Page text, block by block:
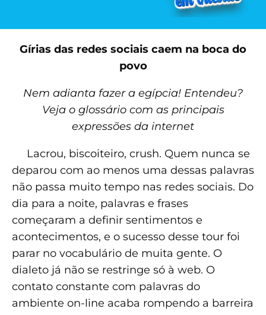
Gírias das redes sociais caem na boca do
povo
Nem adianta fazer a egípcia! Entendeu?
Veja o glossário com as principais
expressões da internet
Lacrou, biscoiteiro, crush. Quem nunca se
deparou com ao menos uma dessas palavras
não passa muito tempo nas redes sociais. Do
dia para a noite, palavras e frases
começaram a definir sentimentos e
acontecimentos, e o sucesso desse tour foi
parar no vocabulário de muita gente. O
dialeto já não se restringe só à web. O
contato constante com palavras do
ambiente on-line acaba rompendo a barreira